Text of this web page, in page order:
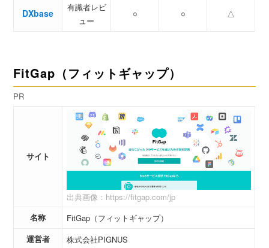
DXbase
有識者レビ
ュー
○ ○ △
FitGap（フィットギャップ）
PR
サイト
出典画像：https://fitgap.com/jp
名称
FitGap（フィットギャップ）
運営者
株式会社PIGNUS